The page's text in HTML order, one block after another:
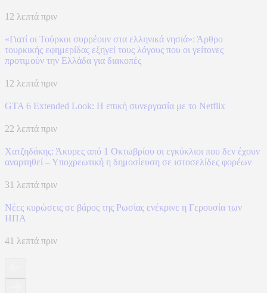
12 λεπτά πριν
«Γιατί οι Τούρκοι συρρέουν στα ελληνικά νησιά»: Άρθρο
τουρκικής εφημερίδας εξηγεί τους λόγους που οι γείτονες
προτιμούν την Ελλάδα για διακοπές
12 λεπτά πριν
GTA 6 Extended Look: Η επική συνεργασία με το Netflix
22 λεπτά πριν
Χατζηδάκης: Άκυρες από 1 Οκτωβρίου οι εγκύκλιοι που δεν έχουν
αναρτηθεί – Υποχρεωτική η δημοσίευση σε ιστοσελίδες φορέων
31 λεπτά πριν
Νέες κυρώσεις σε βάρος της Ρωσίας ενέκρινε η Γερουσία των
ΗΠΑ
41 λεπτά πριν